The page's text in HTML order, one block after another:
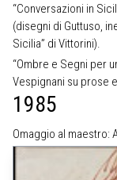
“Conversazioni in
(disegni di Guttuso,
Sicilia” di Vittorini).
“Ombre e Segni per
Vespignani su prose
1985
Omaggio al maestro: